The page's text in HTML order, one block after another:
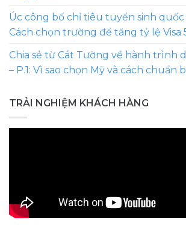
Úc công bố chỉ tiêu tuyển sinh quốc
Cách chọn trường để tăng tỷ lệ Visa
Chia sẻ từ Cát Tường về hành trình
– P.1: Vì sao chọn Mỹ và cách chuẩn
TRẢI NGHIỆM KHÁCH HÀNG